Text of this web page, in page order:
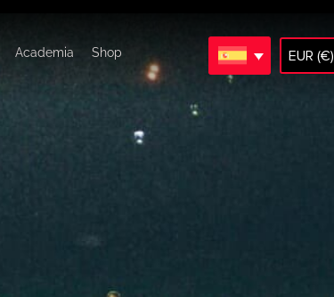
Academia Shop EUR (€)